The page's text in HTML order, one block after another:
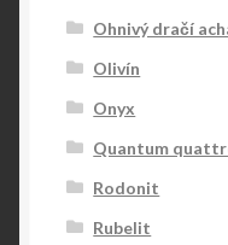
Ohnivý dračí
Olivín
Onyx
Quantum
Rodonit
Rubelit